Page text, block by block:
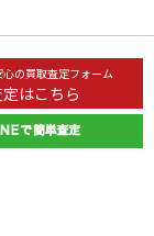
の買取査定フォーム
はこちら